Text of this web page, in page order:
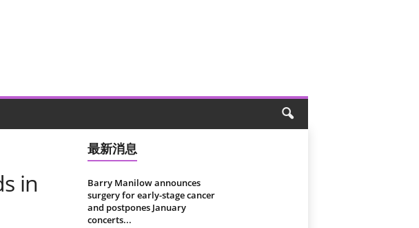
in
最新消息
Barry Manilow announces
surgery for early-stage cancer
and postpones January
concerts...